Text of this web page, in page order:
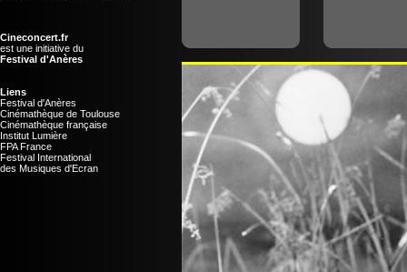
Cineconcert.fr
est une initiative du
Festival d'Anères
Liens
Festival d'Anères
Cinémathèque de Toulouse
Cinémathèque française
Institut Lumière
FPA France
Festival International
des Musiques d'Ecran